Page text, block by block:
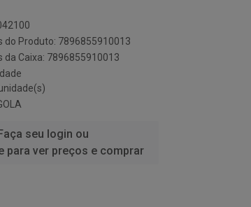
do Produto: 7896855910013
da Caixa: 7896855910013
seu login ou
para ver preços e comprar